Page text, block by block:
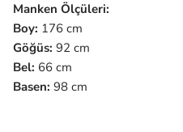
Manken Ölçüleri:
Boy: 176 cm
Göğüs: 92 cm
Bel: 66 cm
Basen: 98 cm